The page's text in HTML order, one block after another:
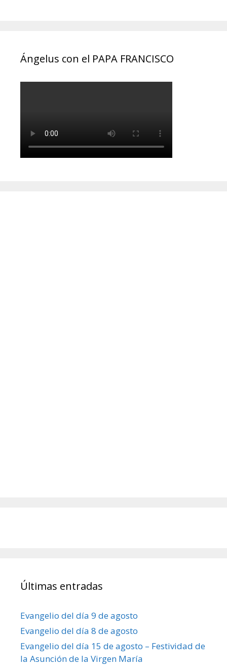
Ángelus con el PAPA FRANCISCO
Últimas entradas
Evangelio del día 9 de agosto
Evangelio del día 8 de agosto
Evangelio del día 15 de agosto – Festividad de
la Asunción de la Virgen María